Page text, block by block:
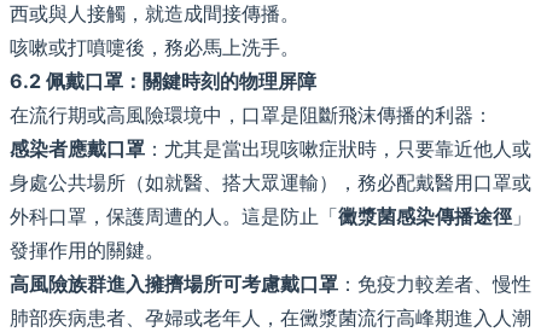
西或與人接觸，就造成間接傳播。
咳嗽或打噴嚏後，務必馬上洗手。
6.2 佩戴口罩：關鍵時刻的物理屏障
在流行期或高風險環境中，口罩是阻斷飛沫傳播的利器：
感染者應戴口罩 ：尤其是當出現咳嗽症狀時，只要靠近他人或
身處公共場所（如就醫、搭大眾運輸），務必配戴醫用口罩或
外科口罩，保護周遭的人。這是防止「黴漿菌感染傳播途徑 」
發揮作用的關鍵。
高風險族群進入擁擠場所可考慮戴口罩 ：免疫力較差者、慢性
肺部疾病患者、孕婦或老年人，在黴漿菌流行高峰期進入人潮